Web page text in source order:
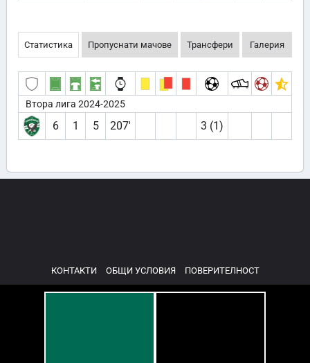
Статистика Пропуснати мачове Трансфери Галерия
Втора лига 2024-2025
6 1 5 207′ 3 (1)
КОНТАКТИ ОБЩИ УСЛОВИЯ ПОВЕРИТЕЛНОСТ